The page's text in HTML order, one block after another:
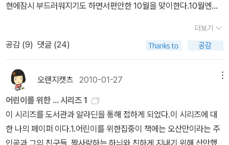
현에잠시 부드러워지기도 하면서편안한 10월을 맞이한다.10월엔독
며,책날개 작가를 학교에 파견해서 아이들에게 멋진 추억을 만들어
주는'책날개 작가와의 만남'을 진행한다.작가는 고대영, 권혁도, 오미
경, 이태수, 정진등 11명의 동화 또는 그림책 작가를11교에지원해준
다.작가의 책들을 조사하다보니 와우 유명한 분들이다.평소 작가를
만나기 힘든아이들에게 좋은 경험이 될듯^*^눈을 뜨기 힘든 가을보
다 높은 저 하늘이 기분좋아휴일 아침이면 나를 깨운 전화오늘은 어
디서 무얼 할까창 밖에 앉은 바람 한 점에도사랑은 가득한걸널 만난
세상 더는 소원없어바램은 죄가 될테니까가끔 두려워져 지난밤 꿈처
더보기
공감 (9) 댓글 (24)
오랜지캣츠 2010-01-27
어린이를 위한 ... 시리즈 1
이 시리즈를 도서관과 알라딘을 통해 접하게 되었다.이 시리즈에 대
한 나의 페이퍼 이다.1.어린이를 위한집중이 책에는 오산만이라는 주